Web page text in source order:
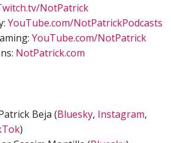
NotPatrick
YouTube.com/NotPatrickPodcasts
YouTube.com/NotPatrick
NotPatrick.com
Beja (Bluesky, Instagram,
)